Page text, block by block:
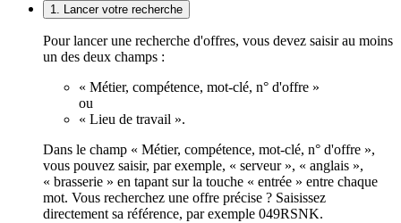
1. Lancer votre recherche
Pour lancer une recherche d'offres, vous devez saisir au moins
un des deux champs :
« Métier, compétence, mot-clé, n° d'offre »
ou
« Lieu de travail ».
Dans le champ « Métier, compétence, mot-clé, n° d'offre »,
vous pouvez saisir, par exemple, « serveur », « anglais »,
« brasserie » en tapant sur la touche « entrée » entre chaque
mot. Vous recherchez une offre précise ? Saisissez
directement sa référence, par exemple 049RSNK.